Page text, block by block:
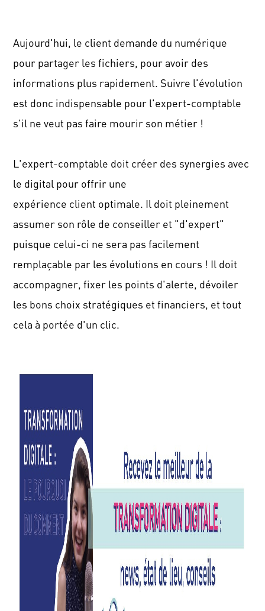
Aujourd'hui, le client demande du numérique
pour partager les fichiers, pour avoir des
informations plus rapidement. Suivre l'évolution
est donc indispensable pour l'expert-comptable
s'il ne veut pas faire mourir son métier !
L'expert-comptable doit créer des synergies avec
le digital pour offrir une
expérience client optimale. Il doit pleinement
assumer son rôle de conseiller et "d'expert"
puisque celui-ci ne sera pas facilement
remplaçable par les évolutions en cours ! Il doit
accompagner, fixer les points d'alerte, dévoiler
les bons choix stratégiques et financiers, et tout
cela à portée d'un clic.